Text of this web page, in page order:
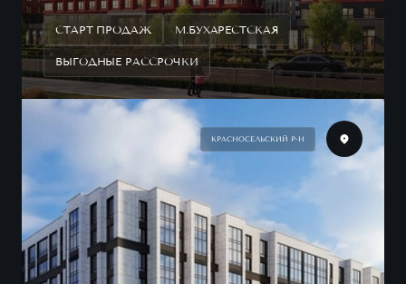
СТАРТ ПРОДАЖ М.БУХАРЕСТСКАЯ
ВЫГОДНЫЕ РАССРОЧКИ
КРАСНОСЕЛЬСКИЙ Р-Н